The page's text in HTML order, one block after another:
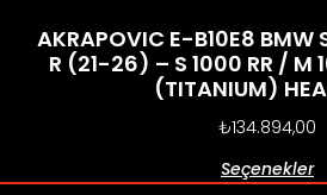
AKRAPOVIC E-B10E8 BMW
R (21-26) – S 1000 RR / M
(TITANIUM)
₺134.894,00
Seçenekler